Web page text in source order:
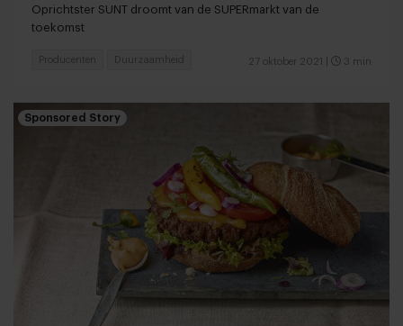
Oprichtster SUNT droomt van de SUPERmarkt van de
toekomst
27 oktober 2021 3 min
Producenten Duurzaamheid
Sponsored Story